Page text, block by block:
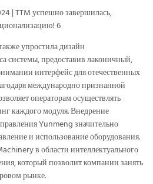
упростила дизайн
системы, предоставив лаконичный,
интерфейс для отечественных
международно признанной
операторам осуществлять
каждого модуля. Внедрение
Yunmeng значительно
и использование оборудования.
в области интеллектуального
который позволит компании занять
рынке.